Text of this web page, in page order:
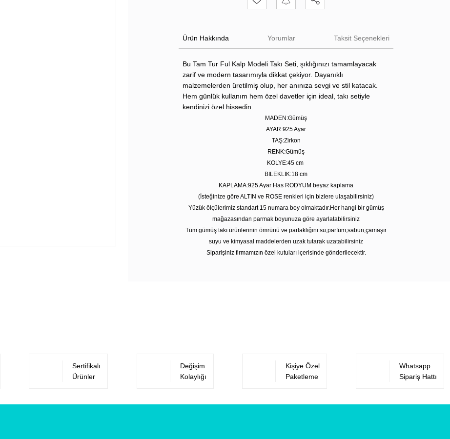
Ürün Hakkında Yorumlar Taksit Seçenekleri
Bu Tam Tur Ful Kalp Modeli Takı Seti, şıklığınızı tamamlayacak
zarif ve modern tasarımıyla dikkat çekiyor. Dayanıklı
malzemelerden üretilmiş olup, her anınıza sevgi ve stil katacak.
Hem günlük kullanım hem özel davetler için ideal, takı setiyle
kendinizi özel hissedin.
MADEN:Gümüş
AYAR:925 Ayar
TAŞ:Zirkon
RENK:Gümüş
KOLYE:45 cm
BİLEKLİK:18 cm
KAPLAMA:925 Ayar Has RODYUM beyaz kaplama
(İsteğinize göre ALTIN ve ROSE renkleri için bizlere ulaşabilirsiniz)
Yüzük ölçülerimiz standart 15 numara boy olmaktadır.Her hangi bir gümüş
mağazasından parmak boyunuza göre ayarlatabilirsiniz
Tüm gümüş takı ürünlerinin ömrünü ve parlaklığını su,parfüm,sabun,çamaşır
suyu ve kimyasal maddelerden uzak tutarak uzatabilirsiniz
Siparişiniz firmamızın özel kutuları içerisinde gönderilecektir.
Sertifikalı
Ürünler
Değişim
Kolaylığı
Kişiye Özel
Paketleme
Whatsapp
Sipariş Hattı